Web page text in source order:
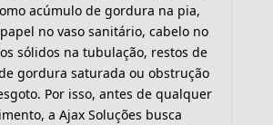
acúmulo de gordura na pia,
no vaso sanitário, cabelo no
sólidos na tubulação, restos de
gordura saturada ou obstrução
Por isso, antes de qualquer
a Ajax Soluções busca